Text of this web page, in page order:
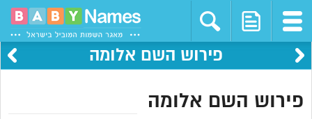
פירוש השם אלומה
פירוש השם אלומה